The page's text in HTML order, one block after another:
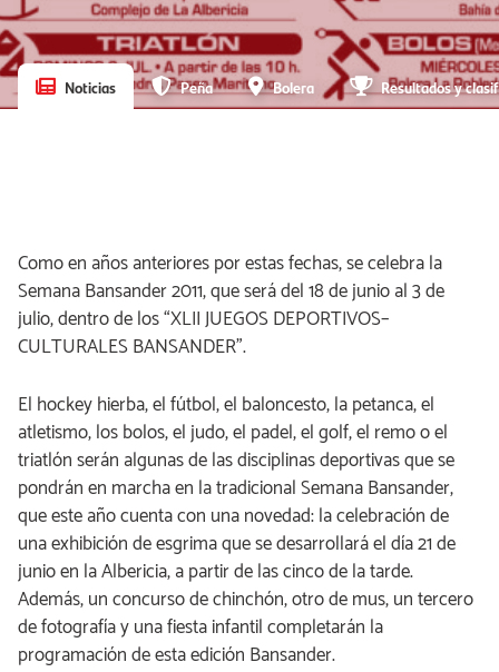
Noticias Peña Bolera Resultados y
Como en años anteriores por estas fechas, se celebra la
Semana Bansander 2011, que será del 18 de junio al 3 de
julio, dentro de los “XLII JUEGOS DEPORTIVOS–
CULTURALES BANSANDER”.
El hockey hierba, el fútbol, el baloncesto, la petanca, el
atletismo, los bolos, el judo, el padel, el golf, el remo o el
triatlón serán algunas de las disciplinas deportivas que se
pondrán en marcha en la tradicional Semana Bansander,
que este año cuenta con una novedad: la celebración de
una exhibición de esgrima que se desarrollará el día 21 de
junio en la Albericia, a partir de las cinco de la tarde.
Además, un concurso de chinchón, otro de mus, un tercero
de fotografía y una fiesta infantil completarán la
programación de esta edición Bansander.